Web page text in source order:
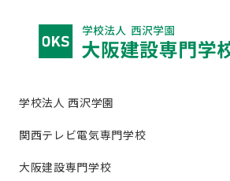
学校法人 西沢学園
関西テレビ電気専門学校
大阪建設専門学校